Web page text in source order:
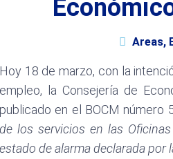
Areas,
Hoy 18 de marzo, con la
empleo, la Consejería de
publicado en el BOCM número
de los servicios en las
estado de alarma declarada por